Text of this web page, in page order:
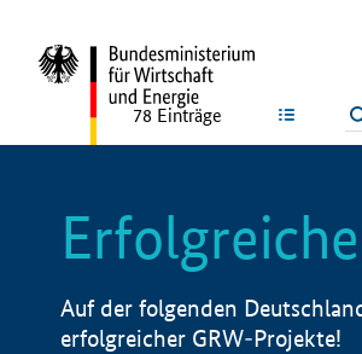
78 Einträge
Auf der folgenden
erfolgreicher GRW-Projekte!